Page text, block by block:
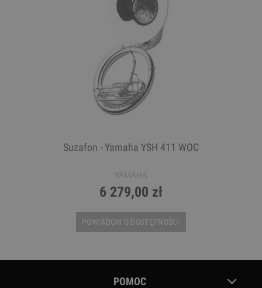
Suzafon - Yamaha YSH 411 WOC
YAMAHA
6 279,00 zł
POWIADOM O DOSTĘPNOŚCI
POMOC